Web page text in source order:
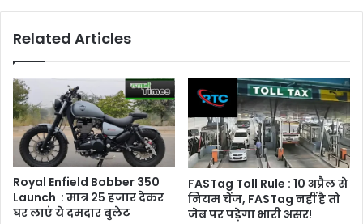
Related Articles
Royal Enfield Bobber 350
Launch : मात्र 25 हजार देकर
घर लाएं ये दमदार बुलेट
FASTag Toll Rule : 10 अप्रैल से
नियम चेंज, FASTag नहीं है तो
जेब पर पड़ेगा भारी असर!